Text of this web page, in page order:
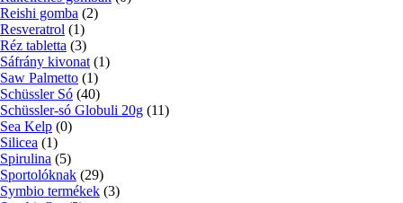
Reishi gomba (2)
Resveratrol (1)
Réz tabletta (3)
Sáfrány kivonat (1)
Saw Palmetto (1)
Schüssler Só (40)
Schüssler-só Globuli 20g (11)
Sea Kelp (0)
Silicea (1)
Spirulina (5)
Sportolóknak (29)
Symbio termékek (3)